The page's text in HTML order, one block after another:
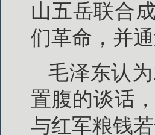
山五岳联合
们革命，并
毛泽东认
置腹的谈话
与红军粮钱